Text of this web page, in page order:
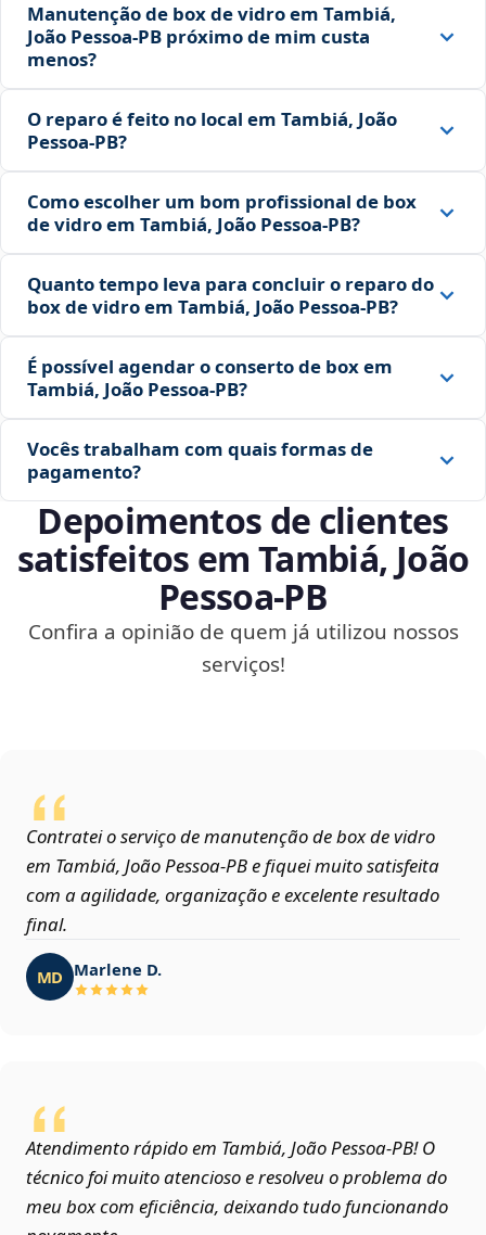
Manutenção de box de vidro em Tambiá,
João Pessoa‑PB próximo de mim custa
menos?
O reparo é feito no local em Tambiá, João
Pessoa‑PB?
Como escolher um bom profissional de box
de vidro em Tambiá, João Pessoa‑PB?
Quanto tempo leva para concluir o reparo do
box de vidro em Tambiá, João Pessoa‑PB?
É possível agendar o conserto de box em
Tambiá, João Pessoa‑PB?
Vocês trabalham com quais formas de
pagamento?
Depoimentos de clientes
satisfeitos em Tambiá, João
Pessoa‑PB
Confira a opinião de quem já utilizou nossos
serviços!
Contratei o serviço de manutenção de box de vidro
em Tambiá, João Pessoa‑PB e fiquei muito satisfeita
com a agilidade, organização e excelente resultado
final.
MD Marlene D.
Atendimento rápido em Tambiá, João Pessoa‑PB! O
técnico foi muito atencioso e resolveu o problema do
meu box com eficiência, deixando tudo funcionando